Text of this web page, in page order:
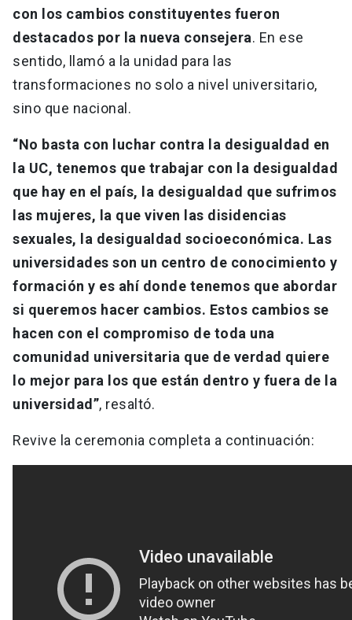
con los cambios constituyentes fueron
destacados por la nueva consejera. En ese
sentido, llamó a la unidad para las
transformaciones no solo a nivel universitario,
sino que nacional.
“No basta con luchar contra la desigualdad en
la UC, tenemos que trabajar con la desigualdad
que hay en el país, la desigualdad que sufrimos
las mujeres, la que viven las disidencias
sexuales, la desigualdad socioeconómica. Las
universidades son un centro de conocimiento y
formación y es ahí donde tenemos que abordar
si queremos hacer cambios. Estos cambios se
hacen con el compromiso de toda una
comunidad universitaria que de verdad quiere
lo mejor para los que están dentro y fuera de la
universidad”, resaltó.
Revive la ceremonia completa a continuación: